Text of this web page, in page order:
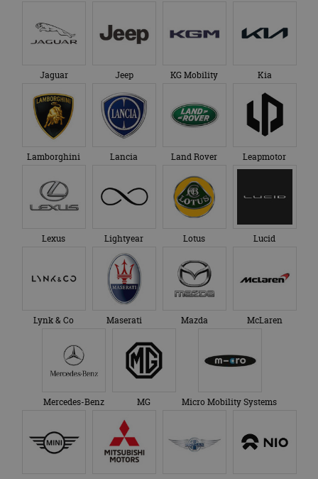
Jaguar Jeep KG Mobility Kia
Lamborghini Lancia Land Rover Leapmotor
Lexus Lightyear Lotus Lucid
Lynk & Co Maserati Mazda McLaren
Mercedes-Benz MG Micro Mobility Systems